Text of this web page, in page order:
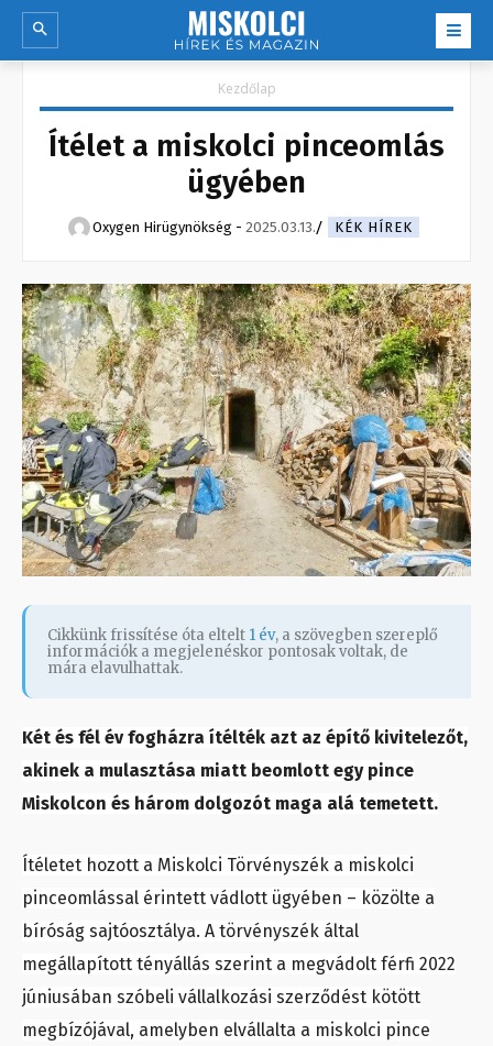
Kezdőlap
Ítélet a miskolci pinceomlás
ügyében
Oxygen Hirügynökség - 2025.03.13. KÉK HÍREK
Cikkünk frissítése óta eltelt 1 év, a szövegben szereplő
információk a megjelenéskor pontosak voltak, de
mára elavulhattak.
Két és fél év fogházra ítélték azt az építő kivitelezőt,
akinek a mulasztása miatt beomlott egy pince
Miskolcon és három dolgozót maga alá temetett.
Ítéletet hozott a Miskolci Törvényszék a miskolci
pinceomlással érintett vádlott ügyében – közölte a
bíróság sajtóosztálya. A törvényszék által
megállapított tényállás szerint a megvádolt férfi 2022
júniusában szóbeli vállalkozási szerződést kötött
megbízójával, amelyben elvállalta a miskolci pince